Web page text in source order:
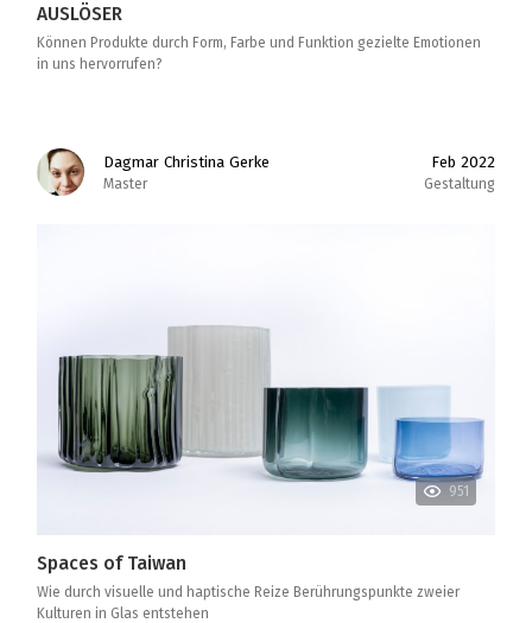
AUSLÖSER
Können Produkte durch Form, Farbe und Funktion gezielte Emotionen
in uns hervorrufen?
Dagmar Christina Gerke
Master
Feb 2022
Gestaltung
951
Spaces of Taiwan
Wie durch visuelle und haptische Reize Berührungspunkte zweier
Kulturen in Glas entstehen